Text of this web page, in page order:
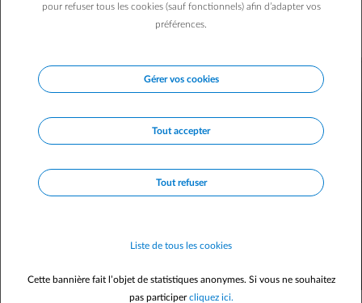
bien entretenue rime avec sécurité et économies
pour refuser tous les cookies (sauf fonctionnels) afin d’adapter vos
préférences.
Gérer vos cookies
Tout accepter
Tout refuser
Liste de tous les cookies
Cette bannière fait l’objet de statistiques anonymes. Si vous ne souhaitez
pas participercliquez ici.